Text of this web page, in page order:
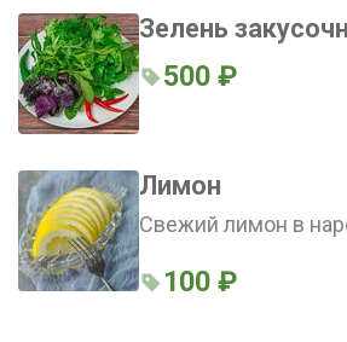
Зелень
500 ₽
Лимон
Свежий лимон в
100 ₽